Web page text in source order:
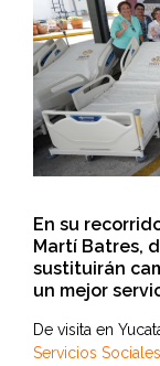
En su
Martí Batres,
sustituirán
un mejor
De visita en
Servicios